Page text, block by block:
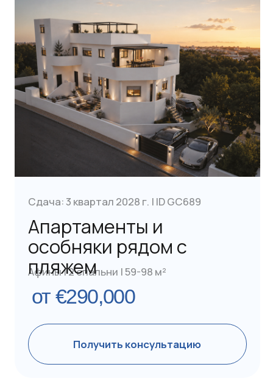
от €260,000
Афины | 1 спальня | 37-40 м²
Получить консультацию
Меблированные
апартаменты
от €255,000
Сдача: 3 квартал 2028 г. | ID GC664
Афины | 1 спальня | 37-78 м²